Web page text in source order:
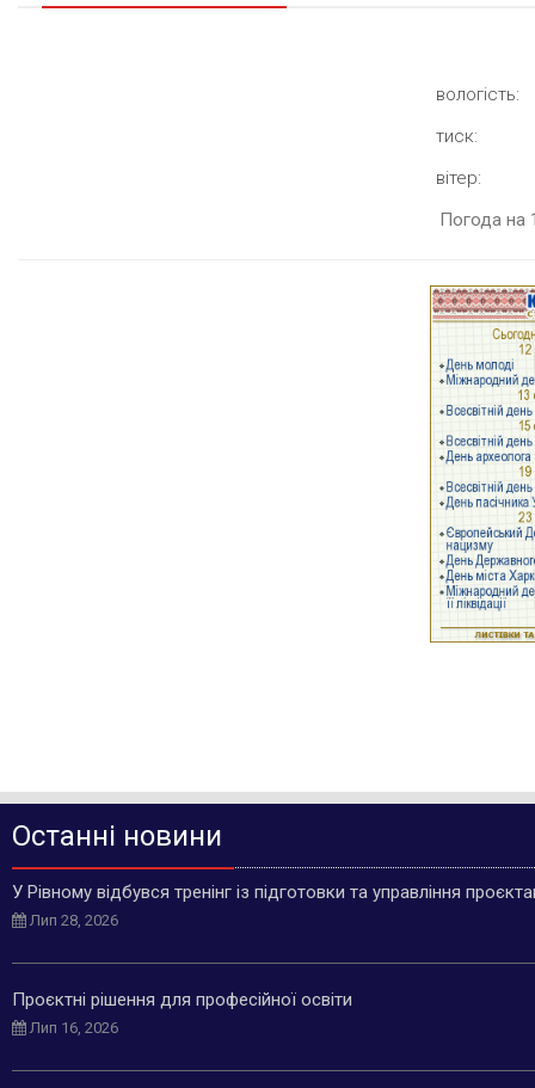
вологість:
тиск:
вітер:
Погода на
Останні новини
У Рівному відбувся тренінг із підготовки та управління
Лип 28, 2026
Проєктні рішення для професійної освіти
Лип 16, 2026